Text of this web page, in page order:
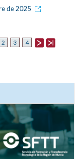
de 2025
2 3 4